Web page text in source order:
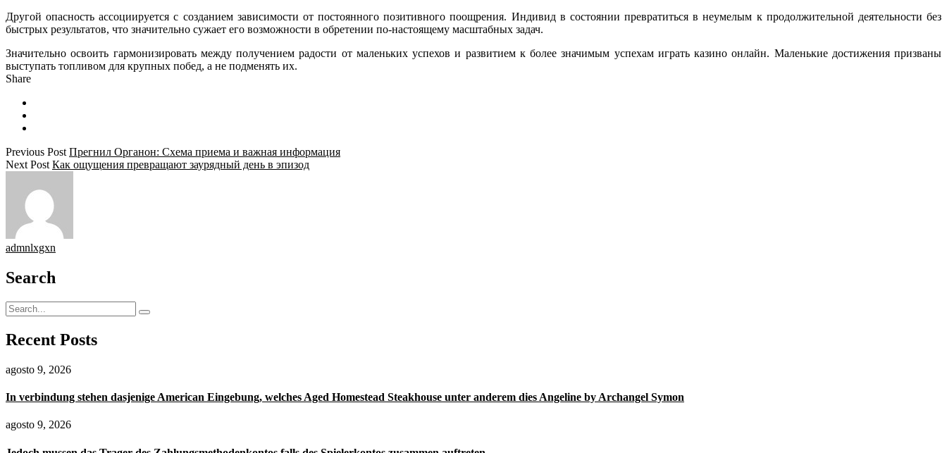
Другой опасность ассоциируется с созданием зависимости от постоянного позитивного поощрения. Индивид в состоянии превратиться в неумелым к продолжительной деятельности без
быстрых результатов, что значительно сужает его возможности в обретении по-настоящему масштабных задач.
Значительно освоить гармонизировать между получением радости от маленьких успехов и развитием к более значимым успехам играть казино онлайн. Маленькие достижения призваны
выступать топливом для крупных побед, а не подменять их.
Share
Previous Post Прегнил Органон: Схема приема и важная информация
Next Post Как ощущения превращают заурядный день в эпизод
admnlxgxn
Search
Recent Posts
agosto 9, 2026
In verbindung stehen dasjenige American Eingebung, welches Aged Homestead Steakhouse unter anderem dies Angeline by Archangel Symon
agosto 9, 2026